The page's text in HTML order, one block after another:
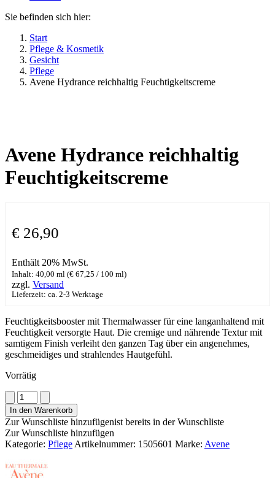
Sie befinden sich hier:
Start
Pflege & Kosmetik
Gesicht
Pflege
Avene Hydrance reichhaltig Feuchtigkeitscreme
Avene Hydrance reichhaltig
Feuchtigkeitscreme
€ 26,90
Enthält 20% MwSt.
Inhalt: 40,00 ml (€ 67,25 / 100 ml)
zzgl. Versand
Lieferzeit: ca. 2-3 Werktage
Feuchtigkeitsbooster mit Thermalwasser für eine langanhaltend mit
Feuchtigkeit versorgte Haut. Die cremige und nährende Textur mit
samtigem Finish verleiht den ganzen Tag über ein angenehmes,
geschmeidiges und strahlendes Hautgefühl.
Vorrätig
Avene
Hydrance
reichhaltig
Feuchtigkeitscreme
Menge
In den Warenkorb
Zur Wunschliste hinzufügenist bereits in der Wunschliste
Zur Wunschliste hinzufügen
Kategorie: Pflege Artikelnummer: 1505601 Marke: Avene